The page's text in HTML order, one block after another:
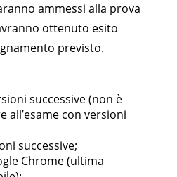
6
ammessi alla prova
ottenuto esito
previsto.
successive (non è
all’esame con versioni
successive;
Chrome (ultima